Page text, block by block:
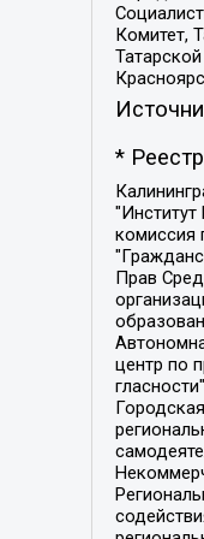
Комитет,
*
Калининградская региональная общественная организация "Экозащита!-Женсовет", Фонд содействия защите прав и свобод граждан "Общественный вердикт", Фонд "Институт Развития Свободы Информации", Частное учреждение "Информационное агентство МЕМО. РУ", Региональная общественная организация "Общественная комиссия по сохранению наследия академика Сахарова", Фонд поддержки свободы прессы, Санкт-Петербургская общественная правозащитная организация "Гражданский контроль", Межрегиональная общественная организация "Информационно-просветительский центр "Мемориал", Региональный Фонд "Центр